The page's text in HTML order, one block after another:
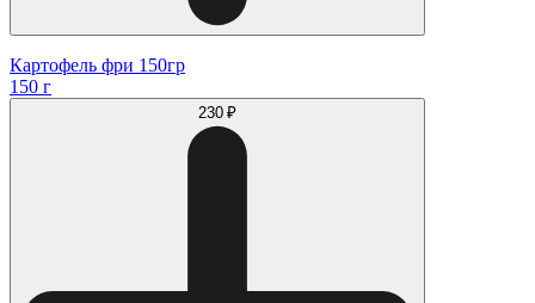
Картофель фри 150гр
150 г
230 ₽